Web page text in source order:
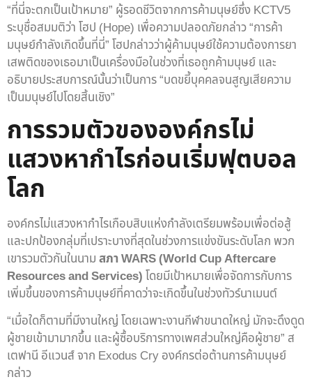
“ที่นี่จะตกเป็นเป้าหมาย” ผู้รอดชีวิตจากการค้ามนุษย์ซึ่ง KCTV5
ระบุชื่อสมมติว่า โฮป (Hope) เพื่อความปลอดภัยกล่าว “การค้า
มนุษย์กำลังเกิดขึ้นที่นี่” โฮปกล่าวว่าผู้ค้ามนุษย์ใช้ความต้องการยา
เสพติดของเธอมาเป็นเครื่องมือในช่วงที่เธอถูกค้ามนุษย์ และ
อธิบายประสบการณ์นั้นว่าเป็นการ “บดขยี้บุคคลจนสูญเสียความ
เป็นมนุษย์ไปโดยสิ้นเชิง”
การรวมตัวขององค์กรไม่
แสวงหากำไรก่อนเริ่มฟุตบอล
โลก
องค์กรไม่แสวงหากำไรเกือบสิบแห่งกำลังเตรียมพร้อมเพื่อต่อสู้
และปกป้องกลุ่มที่เปราะบางที่สุดในช่วงการแข่งขันระดับโลก พวก
เขารวมตัวกันในนามสภา WARS (World Cup Aftercare
Resources and Services)โดยมีเป้าหมายเพื่อจัดการกับการ
เพิ่มขึ้นของการค้ามนุษย์ที่คาดว่าจะเกิดขึ้นในช่วงทัวร์นาเมนต์
“เมื่อใดก็ตามที่มีงานใหญ่ โดยเฉพาะงานกีฬาขนาดใหญ่ มักจะดึงดูด
ผู้ชายเข้ามามากขึ้น และผู้ซื้อบริการทางเพศส่วนใหญ่คือผู้ชาย” ส
เตฟานี อีแวนส์ จาก Exodus Cry องค์กรต่อต้านการค้ามนุษย์
กล่าว